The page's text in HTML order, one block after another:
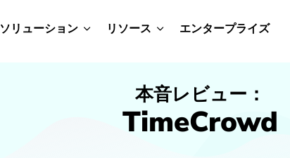
ソリューション リソース エンタープライズ
本音レビュー：
TimeCrowd